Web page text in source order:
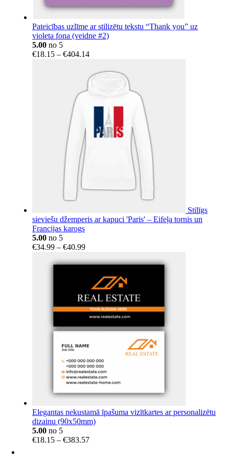
Pateicības uzlīme ar stilizētu tekstu “Thank you” uz
violeta fona (veidne #2)
5.00 no 5
€18.15 – €404.14Price
€18.15
through
Stilīgs
sieviešu džemperis ar kapuci 'Paris' – Eifeļa tornis un
Francijas karogs
5.00 no 5
€34.99 – €40.99Price
€34.99
through
€40.99
Elegantas nekustamā īpašuma vizītkartes ar personalizētu
dizainu (90x50mm)
5.00 no 5
€18.15 – €383.57Price